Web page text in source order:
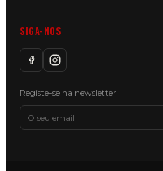
SIGA-NOS
Registe-se na newsletter